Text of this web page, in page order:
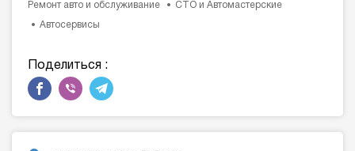
Ремонт авто и обслуживание СТО и Автомастерские
Автосервисы
Поделиться :